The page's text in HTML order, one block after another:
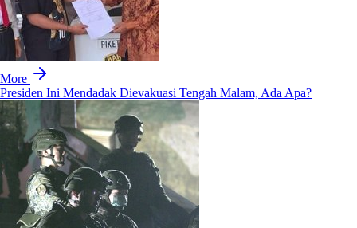
More
Presiden Ini Mendadak Dievakuasi Tengah Malam, Ada Apa?